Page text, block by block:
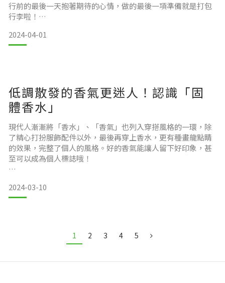
確定出遊時間後，就可以儘早預定機票了！也要記得要留意護
照是否過期、當地旅遊需不需要簽證等等，文書辦理都需要時
間，一定要儘早確認好這些資訊哦！
預定
行前的最後一天抱著期待的心情，做的最後一項準備就是打包
行李啦！
但是出國的行李準備包羅萬象，要是想到什麼就放什麼，很容
易會有所缺漏。
這篇文章就帶大家一起系統性地整理出國行李清單，也會介紹
出國必帶的香氛好物哦！
行李限制
為了航班安全，有許多不能攜帶的物品，為了讓航行前的安檢
過程更順利，也要再次檢查有沒有誤帶了違禁品喔！
2024-04-01
低調散發的香氣更迷人！認識「固
體香水」
現代人漸漸將「香水」、「香氣」也列入穿搭風格的一環，除
了精心打扮服飾配件以外，最後再穿上香水，更有種畫龍點睛
的效果，完整了個人的風格。好的香氣能讓人留下好印象，甚
至可以成為個人標誌哦！
近期除了傳統液體香水外，固體香水也因為方便、易於補香等
特性，受到大家的喜愛。今天的文章就來和大家介紹關於「固
2024-03-10
1 2 3 4 5